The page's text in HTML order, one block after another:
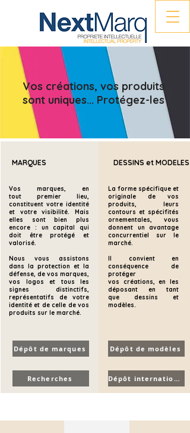
Vos créations, vos produits
sont uniques... Protégez-les
MARQUES
Vos marques, en
tout premier lieu,
constituent votre identité
et votrevisibilité. Mais
elles sont bien plus
encore : un capital qui
doit être protégé et
valorisé.
Nous vous assistons
dans la protection et la
défense, de vos marques,
vos logos et tous les
signes distinctifs,
représentatifs de votre
identité et de celle de vos
produits sur le marché.
Dépôt de marques
Recherches
DESSINS et MODELES
La forme spécifique et
originale de vos
produits, leurs
contours et spécifités
ornementales, vous
donnent un avantage
concurrentiel sur le
marché.
Il convient en
conséquence de
protéger
vos créations, en
les
déposant en tant
que dessins et
modèles.
Dépôt de modèles
Dépôt international